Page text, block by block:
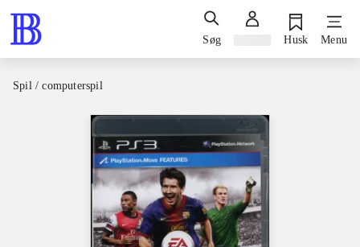
Søg Husk Menu
Spil / computerspil